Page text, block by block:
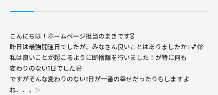
こんにちは！ホームページ担当のまきです🎖️
昨日は最強開運日でしたが、みなさん良いことはありましたか❔💕🫣
私は良いことが起こるように断捨離を行いました！が特に何も
変わりのない1日でした😅
ですがそんな変わりのない1日が一番の幸せだったりもしますよ
ね、、、✨